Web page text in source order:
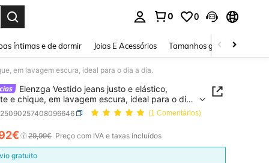
0 0
íntimas e de dormir Joias E Acessórios Tamanhos grandes
em lavagem escura, ideal para o dia a dia.
Elenzga Vestido jeans justo e elástico,
e chique, em lavagem escura, ideal para o dia
(1 Comentários)
AND AVAILABILITY
29,99€ Preço com IVA e taxas incluídos
gratuito